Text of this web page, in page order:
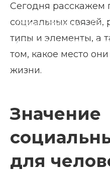
Главная страница
Блог
Социальные связи
Сегодня расскажем
социальных связей,
типы и элементы, а
том, какое место
жизни.
Значение
для